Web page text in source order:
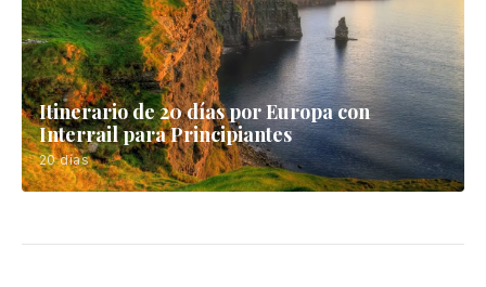
Itinerario de 20 días por Europa con
Interrail para Principiantes
20 días